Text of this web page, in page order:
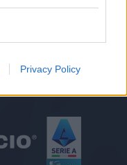
Privacy Policy